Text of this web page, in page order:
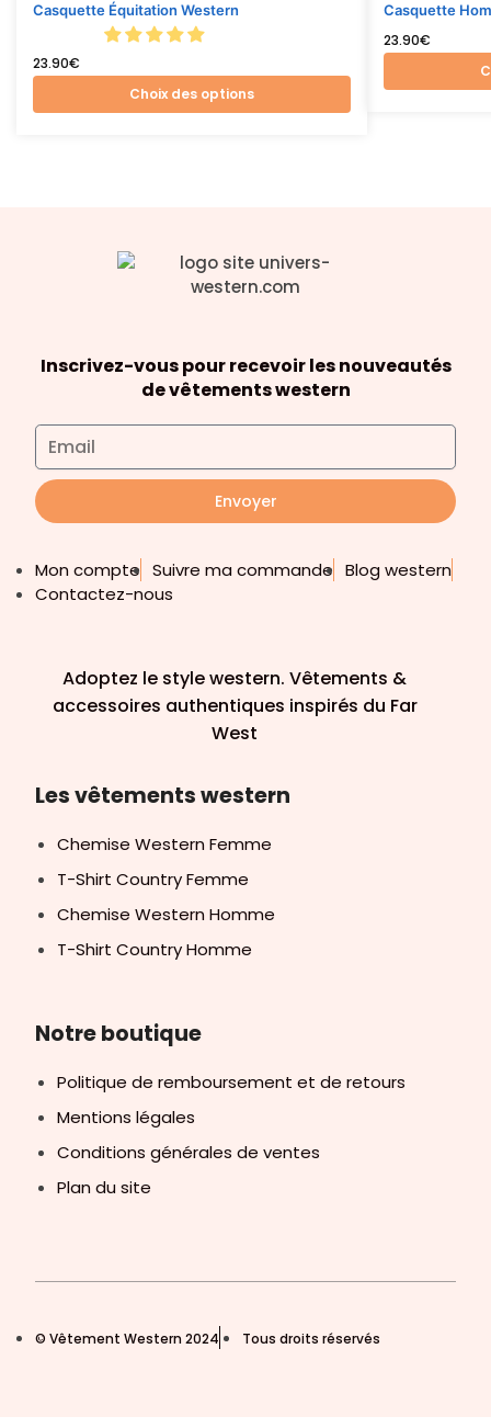
Casquette Équitation Western
23.90€
Choix des options
Casquette
23.90€
Inscrivez-vous pour recevoir les nouveautés
de vêtements western
Envoyer
Mon compte Suivre ma commande Blog western
Contactez-nous
Adoptez le style western. Vêtements &
accessoires authentiques inspirés du Far
West
Les vêtements western
Chemise Western Femme
T-Shirt Country Femme
Chemise Western Homme
T-Shirt Country Homme
Notre boutique
Politique de remboursement et de retours
Mentions légales
Conditions générales de ventes
Plan du site
© Vêtement Western 2024 Tous droits réservés